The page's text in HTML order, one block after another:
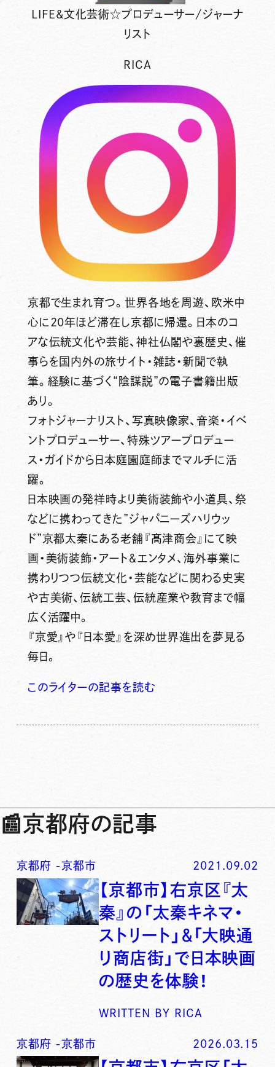
LIFE&文化芸術☆プロデューサー/ジャーナ
リスト
RICA
京都で生まれ育つ。世界各地を周遊、欧米中
心に20年ほど滞在し京都に帰還。日本のコ
アな伝統文化や芸能、神社仏閣や裏歴史、催
事らを国内外の旅サイト・雑誌・新聞で執
筆。経験に基づく“陰謀説”の電子書籍出版
あり。
フォトジャーナリスト、写真映像家、音楽・イベ
ントプロデューサー、特殊ツアープロデュー
ス・ガイドから日本庭園庭師までマルチに活
躍。
日本映画の発祥時より美術装飾や小道具、祭
などに携わってきた”ジャパニーズハリウッ
ド”京都太秦にある老舗『髙津商会』にて映
画・美術装飾・アート＆エンタメ、海外事業に
携わりつつ伝統文化・芸能などに関わる史実
や古美術、伝統工芸、伝統産業や教育まで幅
広く活躍中。
『京愛』や『日本愛』を深め世界進出を夢見る
毎日。
このライターの記事を読む
📰京都府の記事
京都府 -京都市 2021.09.02
【京都市】右京区『太
秦』の「太秦キネマ・
ストリート」＆「大映通
り商店街」で日本映画
の歴史を体験！
WRITTEN BY RICA
京都府 -京都市 2026.03.15